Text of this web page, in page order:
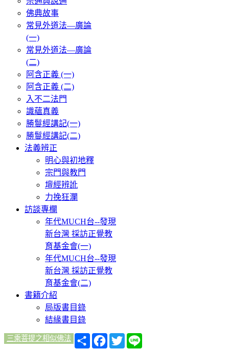
佛典故事
常見外道法—廣論
(一)
常見外道法—廣論
(二)
阿含正義 (一)
阿含正義 (二)
入不二法門
識蘊真義
勝鬘經講記(一)
勝鬘經講記(二)
法義辨正
明心與初地釋
宗門與教門
壇經辨訛
力挽狂瀾
訪談專欄
年代MUCH台--發現
新台灣 採訪正覺教
育基金會(一)
年代MUCH台--發現
新台灣 採訪正覺教
育基金會(二)
書籍介紹
局版書目錄
結緣書目錄
三乘菩提之相似佛法
分
享
Facebook
Twitter